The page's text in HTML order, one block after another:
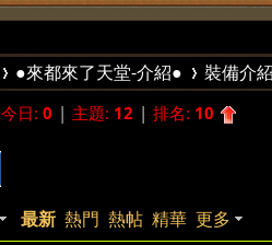
●來都來了天堂-介紹● 裝備介
今日: 0 | 主題: 12 | 排名: 10
最新 熱門 熱帖 精華 更多